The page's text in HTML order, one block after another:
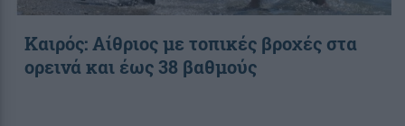
Καιρός: Αίθριος με τοπικές βροχές στα
ορεινά και έως 38 βαθμούς